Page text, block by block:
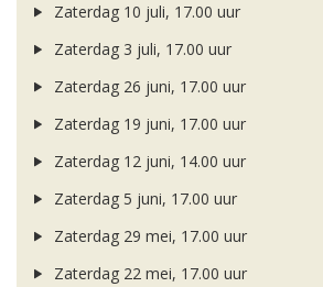
Zaterdag 10 juli, 17.00 uur
Zaterdag 3 juli, 17.00 uur
Zaterdag 26 juni, 17.00 uur
Zaterdag 19 juni, 17.00 uur
Zaterdag 12 juni, 14.00 uur
Zaterdag 5 juni, 17.00 uur
Zaterdag 29 mei, 17.00 uur
Zaterdag 22 mei, 17.00 uur